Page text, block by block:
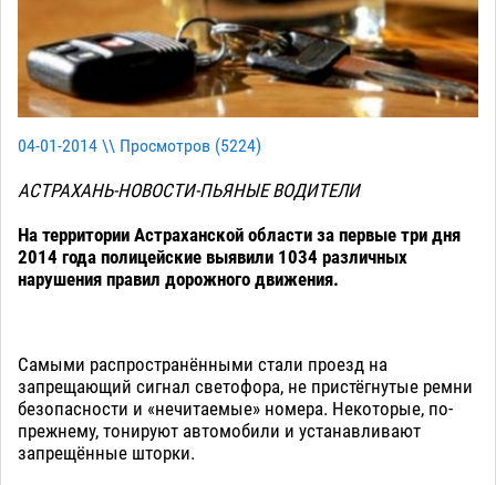
04-01-2014 \\ Просмотров (5224)
АСТРАХАНЬ-НОВОСТИ-ПЬЯНЫЕ ВОДИТЕЛИ
На территории Астраханской области за первые три дня
2014 года полицейские выявили 1034 различных
нарушения правил дорожного движения.
Самыми распространёнными стали проезд на
запрещающий сигнал светофора, не пристёгнутые ремни
безопасности и «нечитаемые» номера. Некоторые, по-
прежнему, тонируют автомобили и устанавливают
запрещённые шторки.